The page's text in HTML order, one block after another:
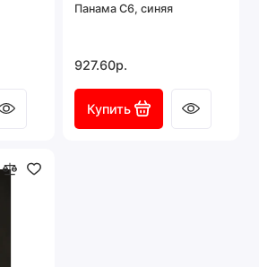
Панама C6, синяя
927.60р.
Купить